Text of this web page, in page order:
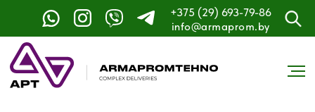
+375 (29) 693-79-86
info@armaprom.by
Контактный телефон: +375 (29) 693-79-86